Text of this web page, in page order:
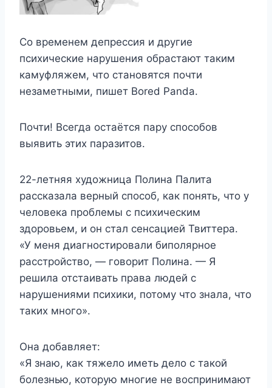
Со временем депрессия и другие
психические нарушения обрастают таким
камуфляжем, что становятся почти
незаметными, пишет Bored Panda.
Почти! Всегда остаётся пару способов
выявить этих паразитов.
22-летняя художница Полина Палита
рассказала верный способ, как понять, что у
человека проблемы с психическим
здоровьем, и он стал сенсацией Твиттера.
«У меня диагностировали биполярное
расстройство, — говорит Полина. — Я
решила отстаивать права людей с
нарушениями психики, потому что знала, что
таких много».
Она добавляет:
«Я знаю, как тяжело иметь дело с такой
болезнью, которую многие не воспринимают